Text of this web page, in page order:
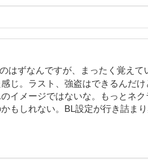
はずなんですが、まったく覚えて
じ。ラスト、強盗はできるんだけ
イメージではないな。もっとネク
もしれない。BL設定が行き詰ま